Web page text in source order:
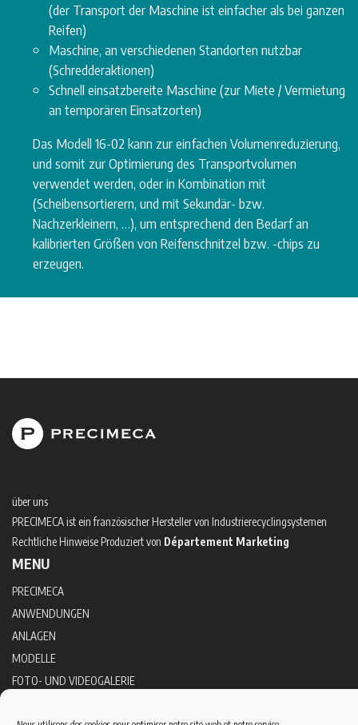
(der Transport der Maschine ist einfacher als bei ganzen
Reifen)
Maschine, an verschiedenen Standorten nutzbar
(Schredderaktionen)
Schnell einsatzbereite Maschine (zur Miete / Vermietung
an temporären Einsatzorten)
Das Modell 16-02 kann zur einfachen Volumenreduzierung,
und somit zur Optimierung des Transportvolumen
verwendet werden, oder in Kombination mit
(Scheibensortierern, und mit Sekundär- bzw.
Nachzerkleinern, …), um entsprechend den Bedarf an
kalibrierten Größen von Reifenschnitzel bzw. -chips zu
erzeugen.
über uns
PRECIMECA ist ein französischer Hersteller von Industrierecyclingsystemen
Rechtliche Hinweise Produziert von Département Marketing
MENU
PRECIMECA
ANWENDUNGEN
ANLAGEN
MODELLE
FOTO- UND VIDEOGALERIE